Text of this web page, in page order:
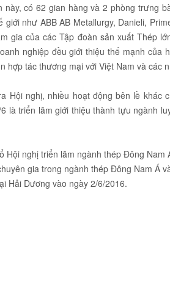
này, có 62 gian hàng và 2 phòng trưng
giới như ABB AB Metallurgy, Danieli,
gia của các Tập đoàn sản xuất Thép
nghiệp đều giới thiệu thế mạnh
hợp tác thương mại với Việt Nam và các
Hội nghị, nhiều hoạt động bên lề
là triển lãm giới thiệu thành tựu ngành
Hội nghị triển lãm ngành thép Đông
gia trong ngành thép Đông Nam Á
Hải Dương vào ngày 2/6/2016.